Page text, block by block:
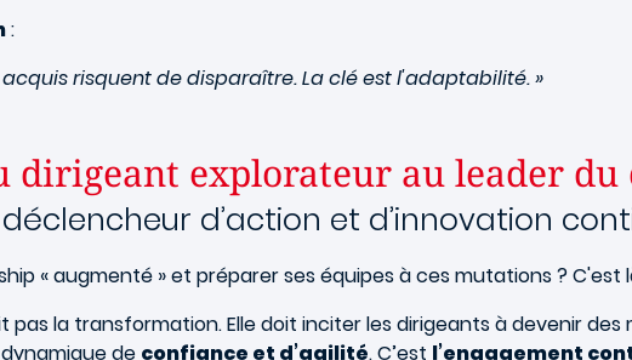
:
risquent de disparaître. La clé est l'adaptabilité. »
dirigeant explorateur au leader du
d’action et d’innovation
« augmenté » et préparer ses équipes à ces mutations ? C'est
pas la transformation. Elle doit inciter les dirigeants à devenir
de confiance et d’agilité. C’est l’engagement